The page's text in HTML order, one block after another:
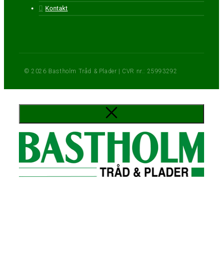
Kontakt
© 2026 Bastholm Tråd & Plader | CVR nr.: 25993292